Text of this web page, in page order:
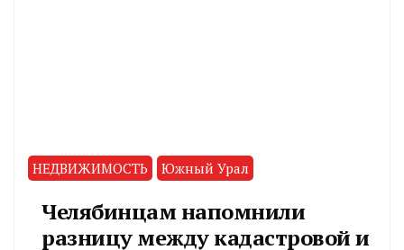
НЕДВИЖИМОСТЬ Южный Урал
Челябинцам напомнили
разницу между кадастровой и